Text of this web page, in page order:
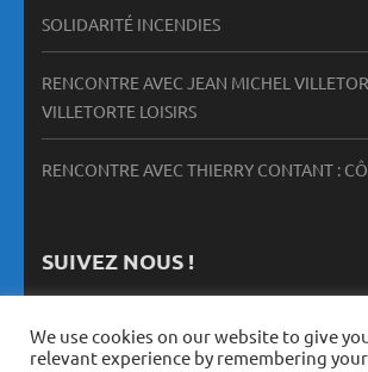
SOLIDARITÉ INCENDIES
RENCONTRE AVEC JEAN MICHEL
VILLETORTE LOISIRS
RENCONTRE AVEC THIERRY CONTANT :
SUIVEZ NOUS !
We use cookies on our website to give
relevant experience by remembering